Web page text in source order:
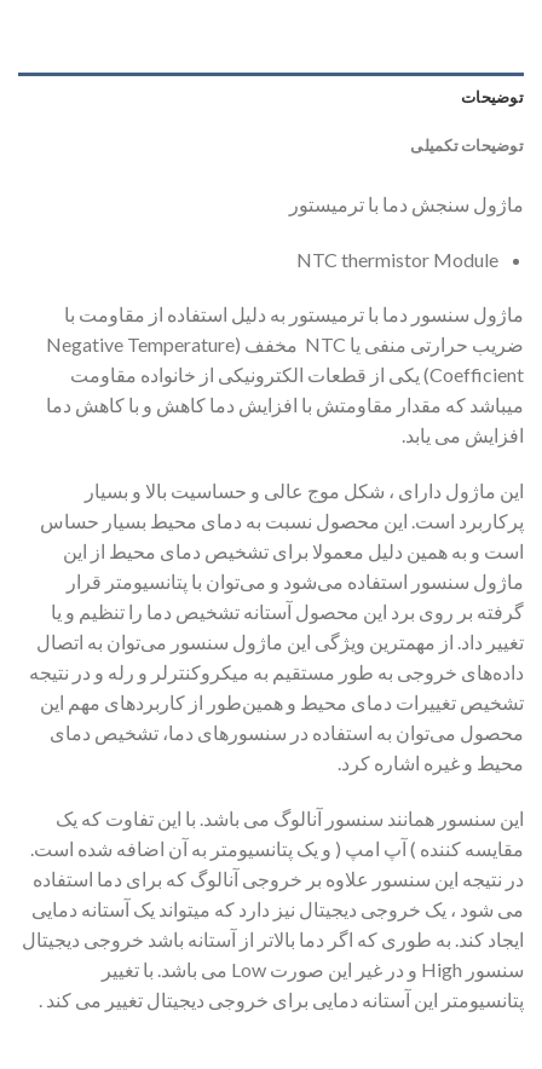
توضیحات
توضیحات تکمیلی
ماژول سنجش دما با ترمیستور
NTC thermistor Module
ماژول سنسور دما با ترمیستور به دلیل استفاده از مقاومت با
ضریب حرارتی منفی یا NTC مخفف (Negative Temperature
Coefficient) یکی از قطعات الکترونیکی از خانواده مقاومت
میباشد که مقدار مقاومتش با افزایش دما کاهش و با کاهش دما
افزایش می یابد.
این ماژول دارای ، شکل موج عالی و حساسیت بالا و بسیار
پرکاربرد است. این محصول نسبت به دمای محیط بسیار حساس
است و به همین دلیل معمولا برای تشخیص دمای محیط از این
ماژول سنسور استفاده می‌شود و می‌توان با پتانسیومتر قرار
گرفته بر روی برد این محصول آستانه تشخیص دما را تنظیم و یا
تغییر داد. از مهمترین ویژگی این ماژول سنسور می‌توان به اتصال
داده‌های خروجی به طور مستقیم به میکروکنترلر و رله و در نتیجه
تشخیص تغییرات دمای محیط و همین‌طور از کاربرد‌های مهم این
محصول می‌توان به استفاده در سنسور‌های دما، تشخیص دمای
محیط و غیره اشاره کرد.
این سنسور همانند سنسور آنالوگ می باشد. با این تفاوت که یک
مقایسه کننده ) آپ امپ ( و یک پتانسیومتر به آن اضافه شده است.
در نتیجه این سنسور علاوه بر خروجی آنالوگ که برای دما استفاده
می شود ، یک خروجی دیجیتال نیز دارد که میتواند یک آستانه دمایی
ایجاد کند. به طوری که اگر دما بالاتر از آستانه باشد خروجی دیجیتال
سنسور High و در غیر این صورت Low می باشد. با تغییر
پتانسیومتر این آستانه دمایی برای خروجی دیجیتال تغییر می کند .